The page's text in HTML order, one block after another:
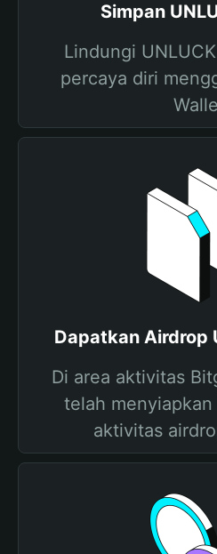
Simpan
Lindungi
percaya diri
Dapatkan Airdrop
Di area aktivitas
telah
aktivitas